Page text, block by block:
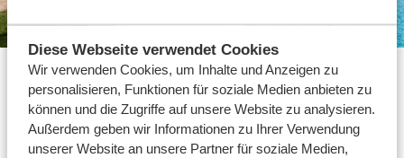
Diese Webseite verwendet Cookies
Wir verwenden Cookies, um Inhalte und Anzeigen zu
personalisieren, Funktionen für soziale Medien anbieten zu
können und die Zugriffe auf unsere Website zu analysieren.
Außerdem geben wir Informationen zu Ihrer Verwendung
unserer Website an unsere Partner für soziale Medien,
Silber
Hotels und Lodges der Silber-Klasse sind komfortabel,
erschwinglich und garantieren Ihnen einen
angenehmen Aufenthalt in Tansania. Diese